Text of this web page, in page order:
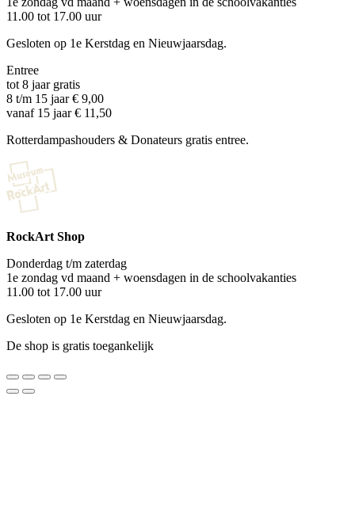
11.00 tot 17.00 uur
Gesloten op 1e Kerstdag en Nieuwjaarsdag.
Entree
tot 8 jaar gratis
8 t/m 15 jaar € 9,00
vanaf 15 jaar € 11,50
Rotterdampashouders & Donateurs gratis entree.
RockArt Shop
Donderdag t/m zaterdag
1e zondag vd maand + woensdagen in de schoolvakanties
11.00 tot 17.00 uur
Gesloten op 1e Kerstdag en Nieuwjaarsdag.
De shop is gratis toegankelijk